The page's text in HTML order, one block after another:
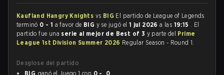
Kaufland Hangry Knights vs BIG El partido de League of Legends
terminó 0 - 1 a favor de BIG y se jugó el 1 jul 2026a las 19:15 . El
partido fue una serie al mejor de Best of 3 y parte del Prime
League 1st Division Summer 2026 Regular Season - Round 1.
Desglose del partido
BIG ganó el Juego 1 con 0 - 0